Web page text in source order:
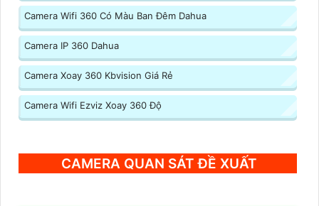
Camera Wifi 360 Có Màu Ban Đêm Dahua
Camera IP 360 Dahua
Camera Xoay 360 Kbvision Giá Rẻ
Camera Wifi Ezviz Xoay 360 Độ
CAMERA QUAN SÁT ĐỀ XUẤT